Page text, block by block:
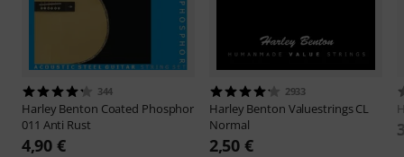
344
Harley Benton Coated Phosphor
011 Anti Rust
4,90 €
2933
Harley Benton Valuestrings CL
Normal
2,50 €